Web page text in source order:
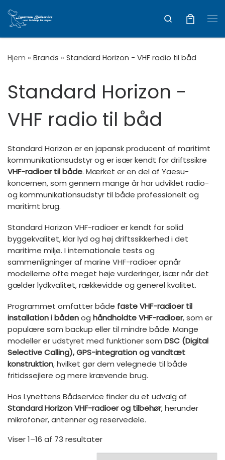
Vis hele indholdet
Search
Hjem » Brands » Standard Horizon - VHF radio til båd
Standard Horizon -
VHF radio til båd
Standard Horizon er en japansk producent af maritimt
kommunikationsudstyr og er især kendt for driftssikre
VHF-radioer til både. Mærket er en del af Yaesu-
koncernen, som gennem mange år har udviklet radio-
og kommunikationsudstyr til både professionelt og
maritimt brug.
Standard Horizon VHF-radioer er kendt for solid
byggekvalitet, klar lyd og høj driftssikkerhed i det
maritime miljø. I internationale tests og
sammenligninger af marine VHF-radioer opnår
modellerne ofte meget høje vurderinger, især når det
gælder lydkvalitet, rækkevidde og generel kvalitet.
Programmet omfatter både faste VHF-radioer til
installation i bådenog håndholdte VHF-radioer, som er
populære som backup eller til mindre både. Mange
modeller er udstyret med funktioner som DSC (Digital
Selective Calling), GPS-integration og vandtæt
konstruktion, hvilket gør dem velegnede til både
fritidssejlere og mere krævende brug.
Hos Lynettens Bådservice finder du et udvalg af
Standard Horizon VHF-radioer og tilbehør, herunder
mikrofoner, antenner og reservedele.
Viser 1–16 af 73 resultater